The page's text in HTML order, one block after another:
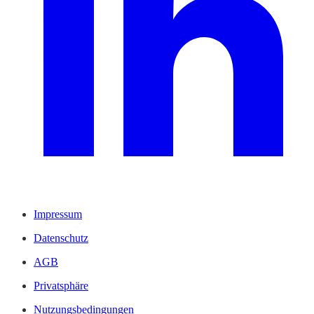
Impressum
Datenschutz
AGB
Privatsphäre
Nutzungsbedingungen